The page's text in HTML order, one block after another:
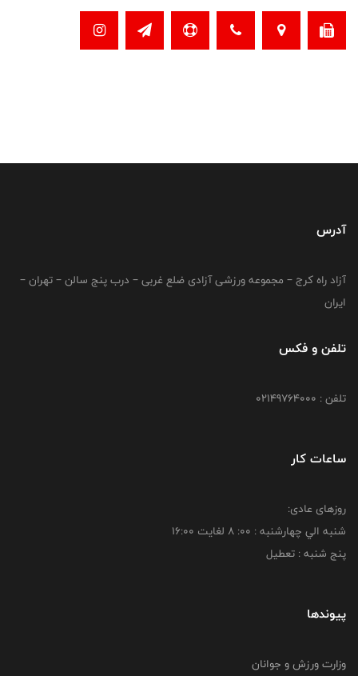
آدرس
آزاد راه کرج – مجموعه ورزشی آزادی ضلع غربی – درب پنج سالن – تهران –
ایران
تلفن و فکس
تلفن : 02149764000
ساعات کار
روزهای عادی:
شنبه الي چهارشنبه : 00: 8 لغايت 16:00
پنج شنبه : تعطیل
پیوندها
وزارت ورزش و جوانان